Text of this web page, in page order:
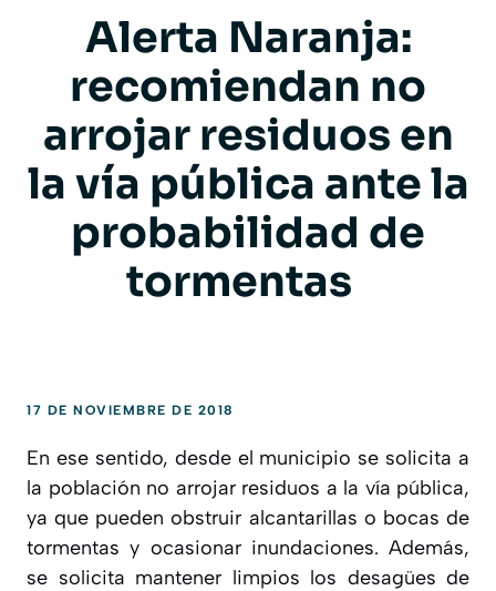
Alerta Naranja:
recomiendan no
arrojar residuos en
la vía pública ante la
probabilidad de
tormentas
17 DE NOVIEMBRE DE 2018
En ese sentido, desde el municipio se solicita a
la población no arrojar residuos a la vía pública,
ya que pueden obstruir alcantarillas o bocas de
tormentas y ocasionar inundaciones. Además,
se solicita mantener limpios los desagües de